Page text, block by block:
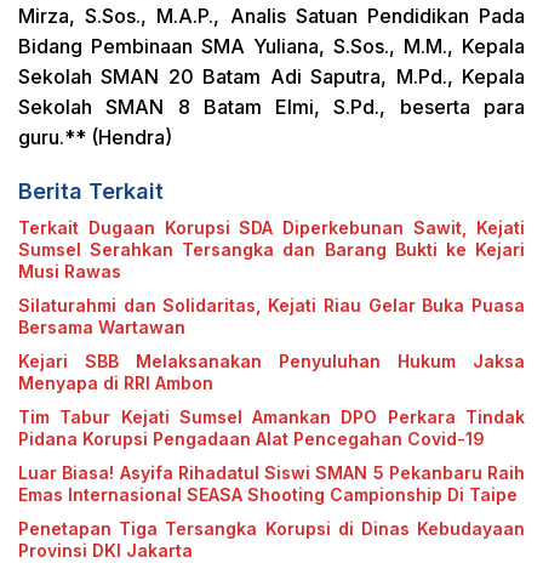
Mirza, S.Sos., M.A.P., Analis Satuan Pendidikan Pada
Bidang Pembinaan SMA Yuliana, S.Sos., M.M., Kepala
Sekolah SMAN 20 Batam Adi Saputra, M.Pd., Kepala
Sekolah SMAN 8 Batam Elmi, S.Pd., beserta para
guru.** (Hendra)
Berita Terkait
Terkait Dugaan Korupsi SDA Diperkebunan Sawit, Kejati
Sumsel Serahkan Tersangka dan Barang Bukti ke Kejari
Musi Rawas
Silaturahmi dan Solidaritas, Kejati Riau Gelar Buka Puasa
Bersama Wartawan
Kejari SBB Melaksanakan Penyuluhan Hukum Jaksa
Menyapa di RRI Ambon
Tim Tabur Kejati Sumsel Amankan DPO Perkara Tindak
Pidana Korupsi Pengadaan Alat Pencegahan Covid-19
Luar Biasa! Asyifa Rihadatul Siswi SMAN 5 Pekanbaru Raih
Emas Internasional SEASA Shooting Campionship Di Taipe
Penetapan Tiga Tersangka Korupsi di Dinas Kebudayaan
Provinsi DKI Jakarta